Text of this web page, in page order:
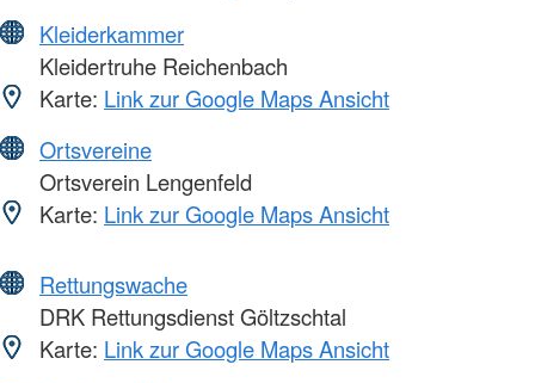
Kleiderkammer
Kleidertruhe Reichenbach
Karte: Link zur Google Maps Ansicht
Ortsvereine
Ortsverein Lengenfeld
Karte: Link zur Google Maps Ansicht
Rettungswache
DRK Rettungsdienst Göltzschtal
Karte: Link zur Google Maps Ansicht